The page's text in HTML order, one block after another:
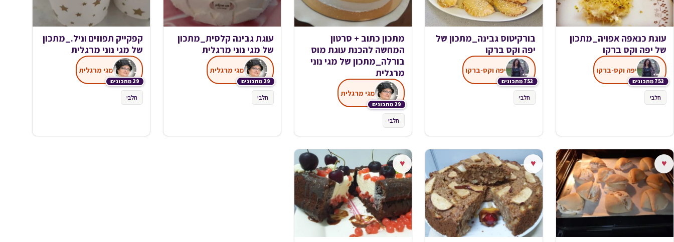
עוגת כנאפה אפויה_מתכון
של יפה וקס ברקו
753 מתכונים
יפה וקס-ברקו
חלבי
בורקיטוס גבינה_מתכון של
יפה וקס ברקו
753 מתכונים
יפה וקס-ברקו
חלבי
מתכון כתוב + סרטון
המחשה להכנת עוגת מוס
בורלה_מתכון של מגי נוני
מרגלית
29 מתכונים
מגי מרגלית
חלבי
עוגת גבינה קלסית_מתכון
של מגי נוני מרגלית
29 מתכונים
מגי מרגלית
חלבי
קפקייק תפוזים וניל._מתכון
של מגי נוני מרגלית
29 מתכונים
מגי מרגלית
חלבי
♥
♥
♥